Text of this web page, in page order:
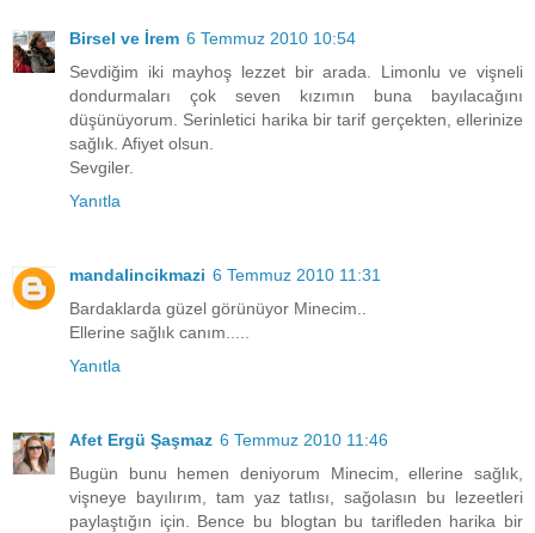
Birsel ve İrem 6 Temmuz 2010 10:54
Sevdiğim iki mayhoş lezzet bir arada. Limonlu ve vişneli
dondurmaları çok seven kızımın buna bayılacağını
düşünüyorum. Serinletici harika bir tarif gerçekten, ellerinize
sağlık. Afiyet olsun.
Sevgiler.
Yanıtla
mandalincikmazi 6 Temmuz 2010 11:31
Bardaklarda güzel görünüyor Minecim..
Ellerine sağlık canım.....
Yanıtla
Afet Ergü Şaşmaz 6 Temmuz 2010 11:46
Bugün bunu hemen deniyorum Minecim, ellerine sağlık,
vişneye bayılırım, tam yaz tatlısı, sağolasın bu lezeetleri
paylaştığın için. Bence bu blogtan bu tarifleden harika bir